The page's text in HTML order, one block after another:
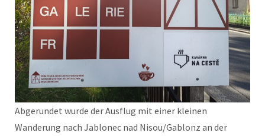
Abgerundet wurde der Ausflug mit einer kleinen
Wanderung nach Jablonec nad Nisou/Gablonz an der